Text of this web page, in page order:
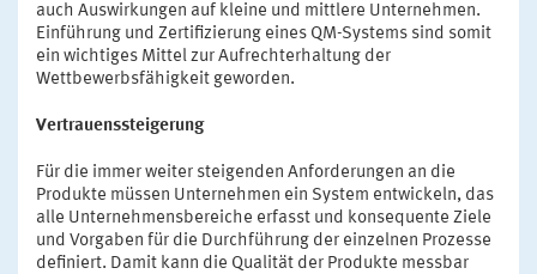
auch Auswirkungen auf kleine und mittlere Unternehmen.
Einführung und Zertifizierung eines QM-Systems sind somit
ein wichtiges Mittel zur Aufrechterhaltung der
Wettbewerbsfähigkeit geworden.
Vertrauenssteigerung
Für die immer weiter steigenden Anforderungen an die
Produkte müssen Unternehmen ein System entwickeln, das
alle Unternehmensbereiche erfasst und konsequente Ziele
und Vorgaben für die Durchführung der einzelnen Prozesse
definiert. Damit kann die Qualität der Produkte messbar